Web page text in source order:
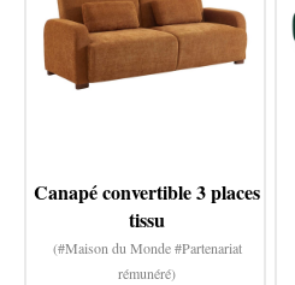
Canapé convertible 3 places
tissu
(#Maison du Monde #Partenariat
rémunéré)